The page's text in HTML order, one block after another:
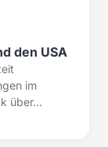
den USA
im
über...